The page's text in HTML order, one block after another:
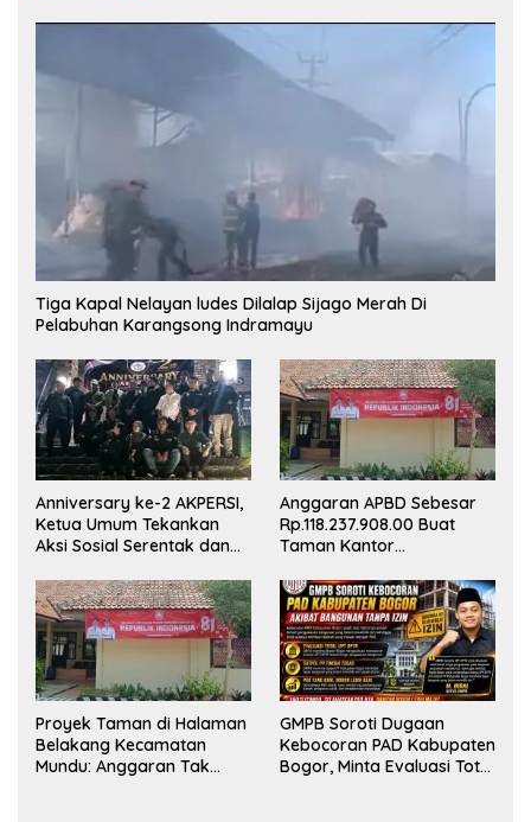
Tiga Kapal Nelayan ludes Dilalap Sijago Merah Di
Pelabuhan Karangsong Indramayu
Anniversary ke-2 AKPERSI,
Ketua Umum Tekankan
Aksi Sosial Serentak dan
Konstituen ke Dewan Pers
Anggaran APBD Sebesar
Rp.118.237.908.00 Buat
Taman Kantor
Masuk Akal, Harus
Dipertanggungjawabkan
Secara Terbuka!
Proyek Taman di Halaman
Belakang Kecamatan
Mundu: Anggaran Tak
GMPB Soroti Dugaan
Kebocoran PAD Kabupaten
Bogor, Minta Evaluasi Total